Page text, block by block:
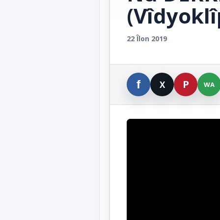
22 Îlon 2019